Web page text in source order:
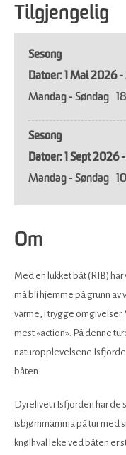
Tilgjengelig
Sesong
1 Mai 2026
Mandag - Søndag
Sesong
1 Sept
Mandag - Søndag
Om
Med en lukket båt (RIB)
må bli hjemme på grunn av
varme, i trygge
mest «action». På denne
naturopplevelsene
båten.
​Dyrelivet i Isfjorden har de
isbjørnmamma på tur med
knølhval leke ved båten er